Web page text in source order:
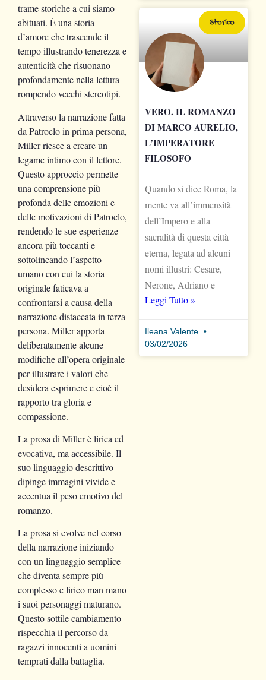
trame storiche a cui siamo
abituati. È una storia
d’amore che trascende il
tempo illustrando tenerezza e
autenticità che risuonano
profondamente nella lettura
rompendo vecchi stereotipi.
Attraverso la narrazione fatta
da Patroclo in prima persona,
Miller riesce a creare un
legame intimo con il lettore.
Questo approccio permette
una comprensione più
profonda delle emozioni e
delle motivazioni di Patroclo,
rendendo le sue esperienze
ancora più toccanti e
sottolineando l’aspetto
umano con cui la storia
originale faticava a
confrontarsi a causa della
narrazione distaccata in terza
persona. Miller apporta
deliberatamente alcune
modifiche all’opera originale
per illustrare i valori che
desidera esprimere e cioè il
rapporto tra gloria e
compassione.
La prosa di Miller è lirica ed
evocativa, ma accessibile. Il
suo linguaggio descrittivo
dipinge immagini vivide e
accentua il peso emotivo del
romanzo.
La prosa si evolve nel corso
della narrazione iniziando
con un linguaggio semplice
che diventa sempre più
complesso e lirico man mano
i suoi personaggi maturano.
Questo sottile cambiamento
rispecchia il percorso da
ragazzi innocenti a uomini
temprati dalla battaglia.
Storico
VERO. IL ROMANZO
DI MARCO AURELIO,
L’IMPERATORE
FILOSOFO
Quando si dice Roma, la
mente va all’immensità
dell’Impero e alla
sacralità di questa città
eterna, legata ad alcuni
nomi illustri: Cesare,
Nerone, Adriano e
Leggi Tutto »
Ileana Valente
03/02/2026